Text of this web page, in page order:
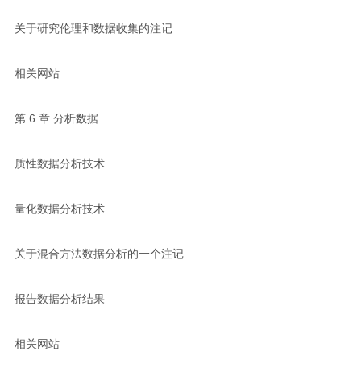
关于研究伦理和数据收集的注记
相关网站
第 6 章 分析数据
质性数据分析技术
量化数据分析技术
关于混合方法数据分析的一个注记
报告数据分析结果
相关网站